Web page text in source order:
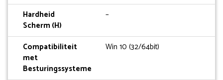
Hardheid
Scherm (H)
–
Compatibiliteit
met
Besturingssysteme
Win 10 (32/64bit)